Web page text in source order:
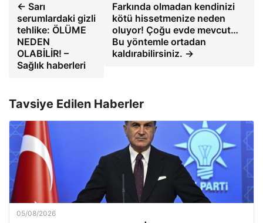
← Sarı
serumlardaki gizli
tehlike: ÖLÜME
NEDEN
OLABİLİR! –
Sağlık haberleri
Farkında olmadan kendinizi
kötü hissetmenize neden
oluyor! Çoğu evde mevcut…
Bu yöntemle ortadan
kaldırabilirsiniz. →
Tavsiye Edilen Haberler
05/08/2026